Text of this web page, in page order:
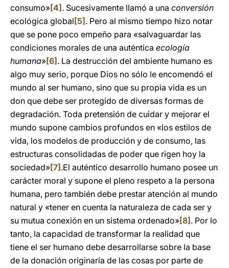
consumo»[4] . Sucesivamente llamó a una conversión
ecológica global [5] . Pero al mismo tiempo hizo notar
que se pone poco empeño para «salvaguardar las
condiciones morales de una auténtica ecología
humana»[6] . La destrucción del ambiente humano es
algo muy serio, porque Dios no sólo le encomendó el
mundo al ser humano, sino que su propia vida es un
don que debe ser protegido de diversas formas de
degradación. Toda pretensión de cuidar y mejorar el
mundo supone cambios profundos en «los estilos de
vida, los modelos de producción y de consumo, las
estructuras consolidadas de poder que rigen hoy la
sociedad»[7] .El auténtico desarrollo humano posee un
carácter moral y supone el pleno respeto a la persona
humana, pero también debe prestar atención al mundo
natural y «tener en cuenta la naturaleza de cada ser y
su mutua conexión en un sistema ordenado»[8] . Por lo
tanto, la capacidad de transformar la realidad que
tiene el ser humano debe desarrollarse sobre la base
de la donación originaria de las cosas por parte de